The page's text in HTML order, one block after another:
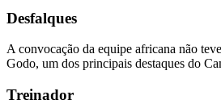
Desfalques
A convocação da equipe africana não
Godo, um dos principais destaques do
Treinador